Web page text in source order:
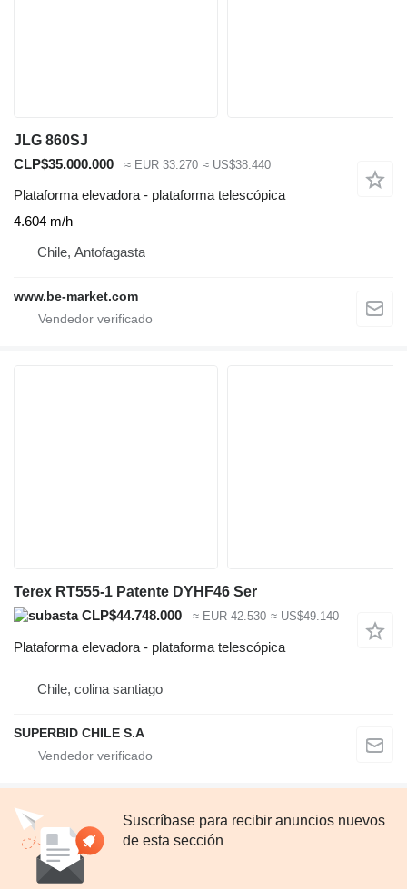
JLG 860SJ
CLP$35.000.000
≈ EUR 33.270 ≈ US$38.440
Plataforma elevadora - plataforma telescópica
4.604 m/h
Chile, Antofagasta
www.be-market.com
Terex RT555-1 Patente DYHF46 Ser
CLP$44.748.000
≈ EUR 42.530 ≈ US$49.140
Plataforma elevadora - plataforma telescópica
Chile, colina santiago
SUPERBID CHILE S.A
Suscríbase para recibir anuncios nuevos
de esta sección